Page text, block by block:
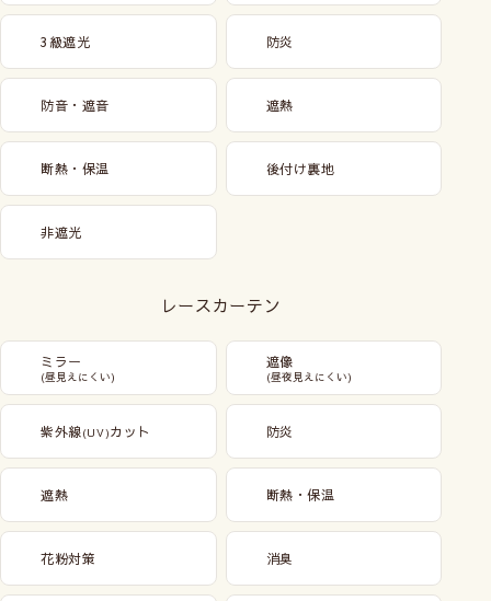
3級遮光 防炎
防音・遮音 遮熱
断熱・保温 後付け裏地
非遮光
レースカーテン
ミラー
(昼見えにくい)
遮像
(昼夜見えにくい)
紫外線(UV)カット 防炎
遮熱 断熱・保温
花粉対策 消臭